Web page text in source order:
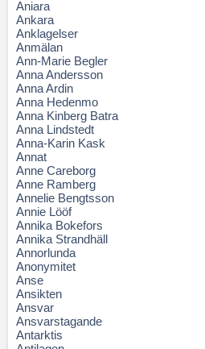
Aniara
Ankara
Anklagelser
Anmälan
Ann-Marie Begler
Anna Andersson
Anna Ardin
Anna Hedenmo
Anna Kinberg Batra
Anna Lindstedt
Anna-Karin Kask
Annat
Anne Careborg
Anne Ramberg
Annelie Bengtsson
Annie Lööf
Annika Bokefors
Annika Strandhäll
Annorlunda
Anonymitet
Anse
Ansikten
Ansvar
Ansvarstagande
Antarktis